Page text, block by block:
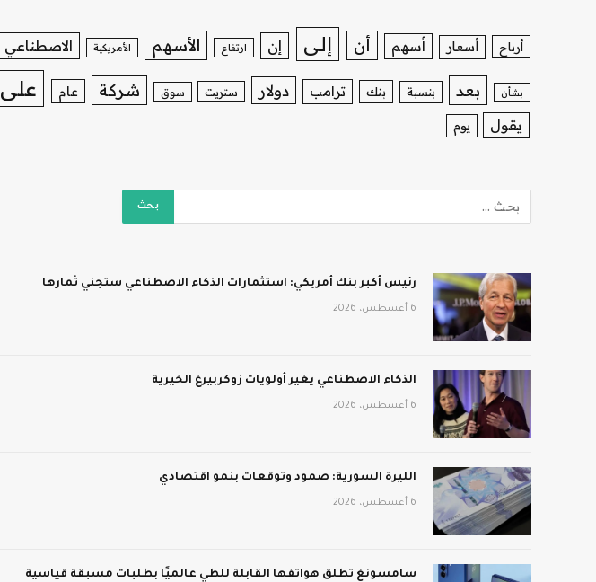
أرباح أسعار أسهم أن إلى إن ارتفاع الأسهم الأمريكية الاصطناعي
بشأن بعد بنسبة بنك ترامب دولار ستريت سوق شركة عام على
يقول يوم
رئيس أكبر بنك أمريكي: استثمارات الذكاء الاصطناعي ستجني ثمارها
6 أغسطس، 2026
الذكاء الاصطناعي يغير أولويات زوكربيرغ الخيرية
6 أغسطس، 2026
الليرة السورية: صمود وتوقعات بنمو اقتصادي
6 أغسطس، 2026
سامسونغ تطلق هواتفها القابلة للطي عالميًا بطلبات مسبقة قياسية